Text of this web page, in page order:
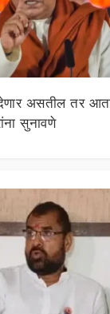
असतील तर आता
सुनावणे